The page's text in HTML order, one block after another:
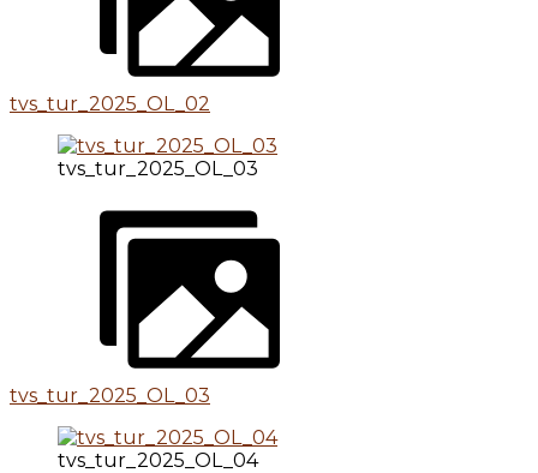
tvs_tur_2025_OL_02
tvs_tur_2025_OL_03
tvs_tur_2025_OL_03
tvs_tur_2025_OL_04